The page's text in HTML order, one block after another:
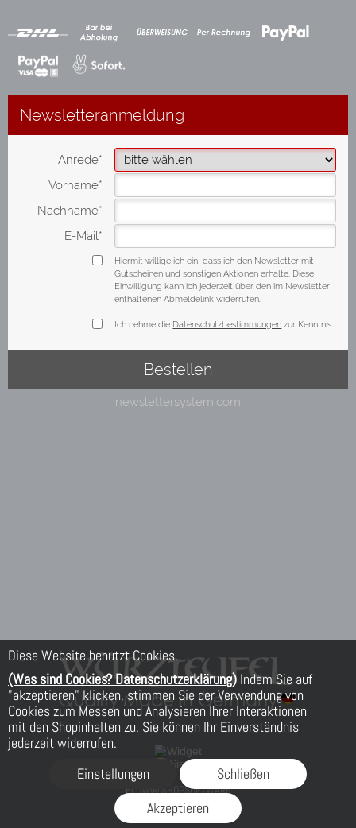
Diese Website benutzt Cookies.
(Was sind Cookies? Datenschutzerklärung) Indem Sie auf
"akzeptieren" klicken, stimmen Sie der Verwendung von
Cookies zum Messen und Analysieren Ihrer Interaktionen
mit den Shopinhalten zu. Sie können Ihr Einverständnis
jederzeit widerrufen.
Einstellungen
Schließen
Akzeptieren
FLOW® SHOPSOFTWARE